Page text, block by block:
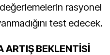
rasyonel
test edecek.
ARTIŞ BEKLENTİSİ